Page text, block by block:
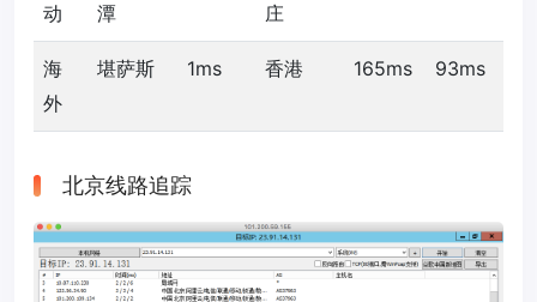
动
潭
庄
海
外
堪萨斯 1ms 香港 165ms 93ms
北京线路追踪